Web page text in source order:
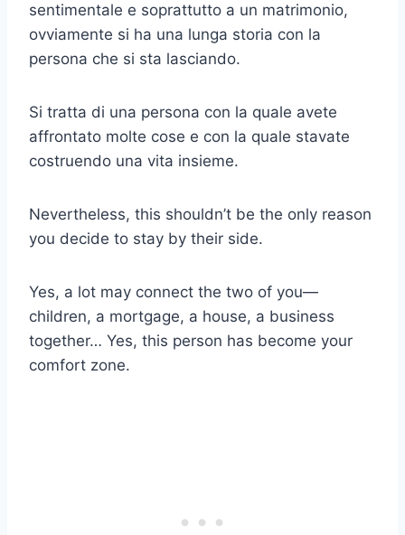
sentimentale e soprattutto a un matrimonio,
ovviamente si ha una lunga storia con la
persona che si sta lasciando.
Si tratta di una persona con la quale avete
affrontato molte cose e con la quale stavate
costruendo una vita insieme.
Nevertheless, this shouldn’t be the only reason
you decide to stay by their side.
Yes, a lot may connect the two of you—
children, a mortgage, a house, a business
together… Yes, this person has become your
comfort zone.